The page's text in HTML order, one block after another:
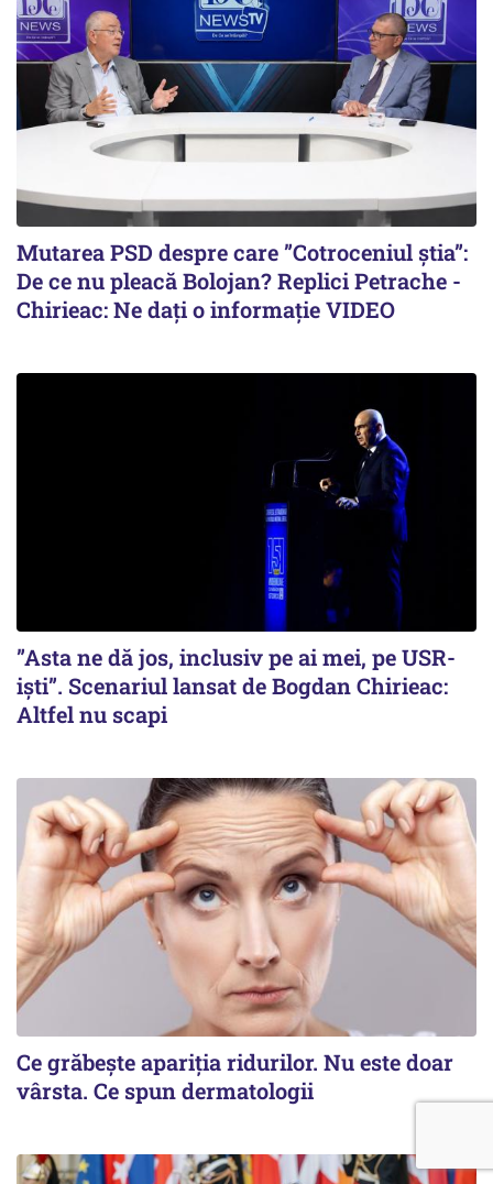
Mutarea PSD despre care ”Cotroceniul știa”:
De ce nu pleacă Bolojan? Replici Petrache -
Chirieac: Ne dați o informație VIDEO
”Asta ne dă jos, inclusiv pe ai mei, pe USR-
iști”. Scenariul lansat de Bogdan Chirieac:
Altfel nu scapi
Ce grăbește apariția ridurilor. Nu este doar
vârsta. Ce spun dermatologii